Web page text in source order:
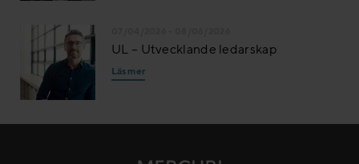
UL – Utvecklande ledarskap
Läs mer